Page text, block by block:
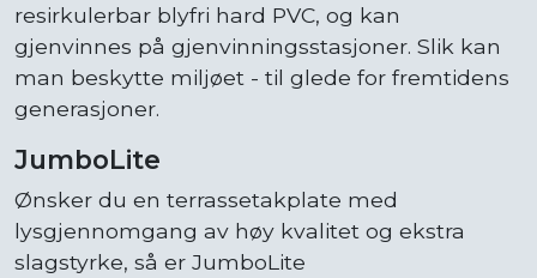
resirkulerbar blyfri hard PVC, og kan
gjenvinnes på gjenvinningsstasjoner. Slik kan
man beskytte miljøet - til glede for fremtidens
generasjoner.
JumboLite
Ønsker du en terrassetakplate med
lysgjennomgang av høy kvalitet og ekstra
slagstyrke, så er JumboLite